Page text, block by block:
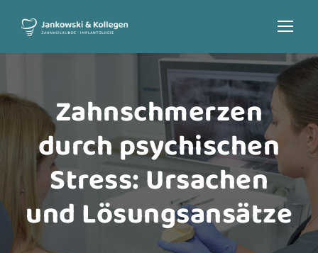
Zahnschmerzen
durch psychischen
Stress: Ursachen
und Lösungsansätze